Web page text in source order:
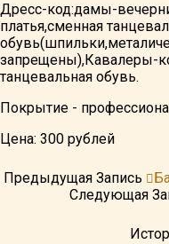
Дресс-код:дамы-
платья,сменная
запрещены),Кавалеры-
танцевальная обувь.
Покрытие -
Цена: 300 рублей
Предыдущая Запись
Следующая